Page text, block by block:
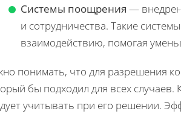
Системы поощрения —
и сотрудничества. Такие
взаимодействию, помогая
понимать, что для разрешения
бы подходил для всех
учитывать при его решении.